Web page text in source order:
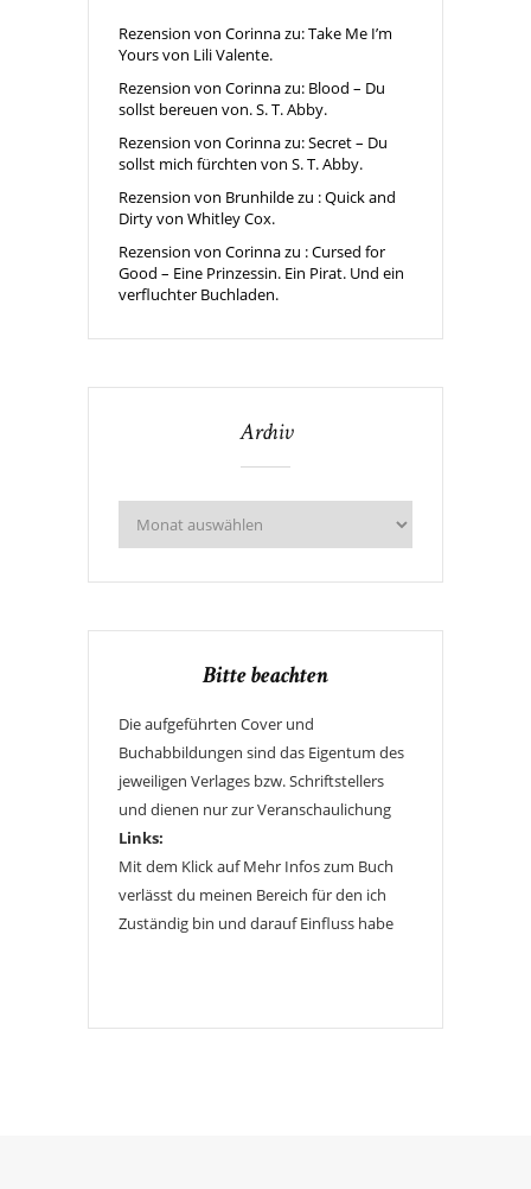
Rezension von Corinna zu: Take Me I’m
Yours von Lili Valente.
Rezension von Corinna zu: Blood – Du
sollst bereuen von. S. T. Abby.
Rezension von Corinna zu: Secret – Du
sollst mich fürchten von S. T. Abby.
Rezension von Brunhilde zu : Quick and
Dirty von Whitley Cox.
Rezension von Corinna zu : Cursed for
Good – Eine Prinzessin. Ein Pirat. Und ein
verfluchter Buchladen.
Archiv
Bitte beachten
Die aufgeführten Cover und
Buchabbildungen sind das Eigentum des
jeweiligen Verlages bzw. Schriftstellers
und dienen nur zur Veranschaulichung
Links:
Mit dem Klick auf Mehr Infos zum Buch
verlässt du meinen Bereich für den ich
Zuständig bin und darauf Einfluss habe